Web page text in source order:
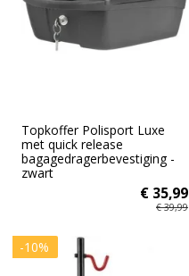
Topkoffer Polisport Luxe
met quick release
bagagedragerbevestiging -
zwart
€ 35,99
€ 39,99
-10%